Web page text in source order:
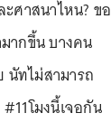
ศาสนาไหน? ขอ
ากขึ้น บางคน
นัทไม่สามารถ
โมงนี้เจอกัน